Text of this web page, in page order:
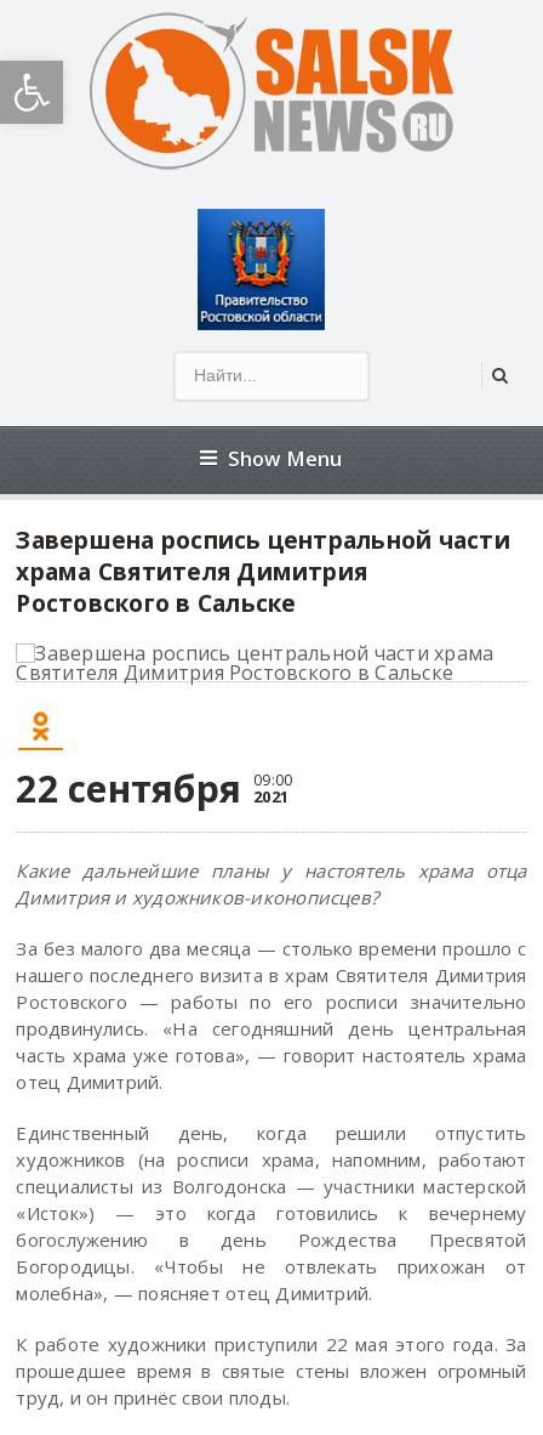
Открыть панель инструментов
Show Menu
Завершена роспись центральной части
храма Святителя Димитрия
Ростовского в Сальске
22 сентября 09:00
2021
Какие дальнейшие планы у настоятель храма отца
Димитрия и художников-иконописцев?
За без малого два месяца — столько времени прошло с
нашего последнего визита в храм Святителя Димитрия
Ростовского — работы по его росписи значительно
продвинулись. «На сегодняшний день центральная
часть храма уже готова», — говорит настоятель храма
отец Димитрий.
Единственный день, когда решили отпустить
художников (на росписи храма, напомним, работают
специалисты из Волгодонска — участники мастерской
«Исток») — это когда готовились к вечернему
богослужению в день Рождества Пресвятой
Богородицы. «Чтобы не отвлекать прихожан от
молебна», — поясняет отец Димитрий.
К работе художники приступили 22 мая этого года. За
прошедшее время в святые стены вложен огромный
труд, и он принёс свои плоды.